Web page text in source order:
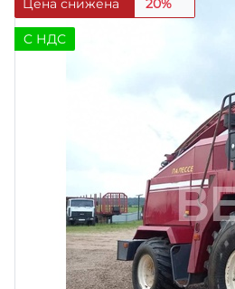
Цена снижена 20%
C НДС